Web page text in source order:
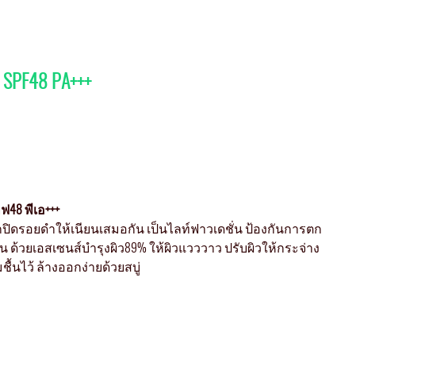
SPF48 PA+++
พีเอ+++
รอยดำให้เนียนเสมอกัน เป็นไลท์ฟาวเดชั่น ป้องกันการตก
วยเอสเซนส์บำรุงผิว89% ให้ผิวแวววาว ปรับผิวให้กระจ่าง
ไว้ ล้างออกง่ายด้วยสบู่